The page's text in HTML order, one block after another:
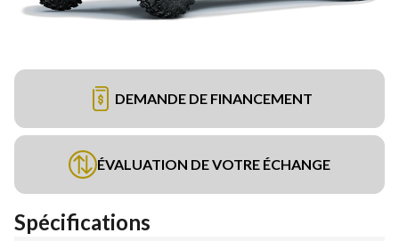
DEMANDE DE FINANCEMENT
ÉVALUATION DE VOTRE ÉCHANGE
Spécifications